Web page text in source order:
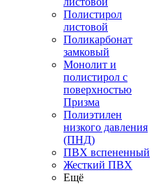
Полистирол
листовой
Поликарбонат
замковый
Монолит и
полистирол с
поверхностью
Призма
Полиэтилен
низкого давления
(ПНД)
ПВХ вспененный
Жесткий ПВХ
Ещё